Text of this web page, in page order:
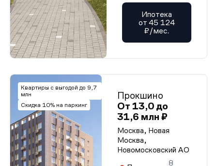
Ипотека
от 45 124
₽/мес.
Квартиры с выгодой до 9,7
млн
Скидка 10% на паркинг
Прокшино
От 13,0 до
31,6 млн ₽
Москва, Новая
Москва,
Новомосковский АО
8